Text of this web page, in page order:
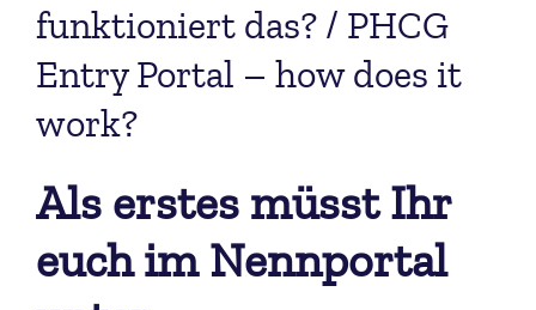
funktioniert das? / PHCG
Entry Portal – how does it
work?
Als erstes müsst Ihr
euch im Nennportal